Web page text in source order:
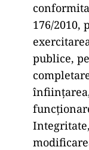
176/
publice,